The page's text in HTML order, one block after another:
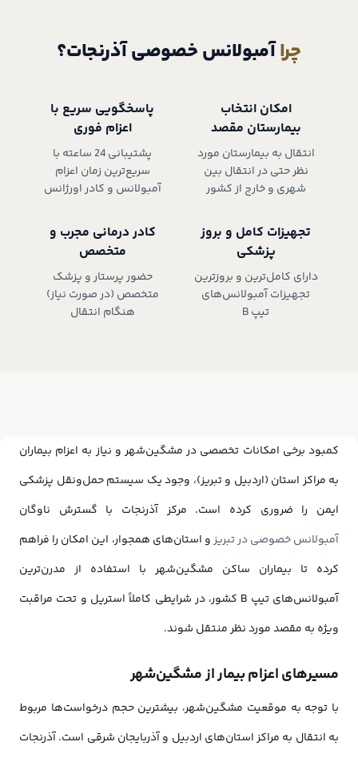
چراآمبولانس خصوصی آذرنجات؟
امکان انتخاب
بیمارستان مقصد
انتقال به بیمارستان مورد
نظر حتی در انتقال بین
شهری و خارج از کشور
پاسخگویی سریع با
اعزام فوری
پشتیبانی 24 ساعته با
سریع‌ترین زمان اعزام
آمبولانس و کادر اورژانس
تجهیزات کامل و بروز
پزشکی
دارای کامل‌ترین و بروزترین
تجهیزات آمبولانس‌های
تیپ B
کادر درمانی مجرب و
متخصص
حضور پرستار و پزشک
متخصص (در صورت نیاز)
هنگام انتقال
کمبود برخی امکانات تخصصی در مشگین‌شهر و نیاز به اعزام بیماران
به مراکز استان (اردبیل و تبریز)، وجود یک سیستم حمل‌ونقل پزشکی
ایمن را ضروری کرده است. مرکز آذرنجات با گسترش ناوگان
آمبولانس خصوصی در تبریزو استان‌های همجوار، این امکان را فراهم
کرده تا بیماران ساکن مشگین‌شهر با استفاده از مدرن‌ترین
آمبولانس‌های تیپ B کشور، در شرایطی کاملاً استریل و تحت مراقبت
ویژه به مقصد مورد نظر منتقل شوند.
مسیرهای اعزام بیمار از مشگین‌شهر
با توجه به موقعیت مشگین‌شهر، بیشترین حجم درخواست‌ها مربوط
به انتقال به مراکز استان‌های اردبیل و آذربایجان شرقی است. آذرنجات